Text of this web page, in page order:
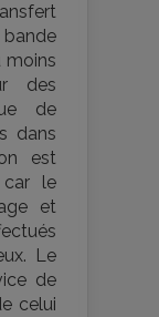
moins
des
de
dans
est
car le
et
Le
de
celui